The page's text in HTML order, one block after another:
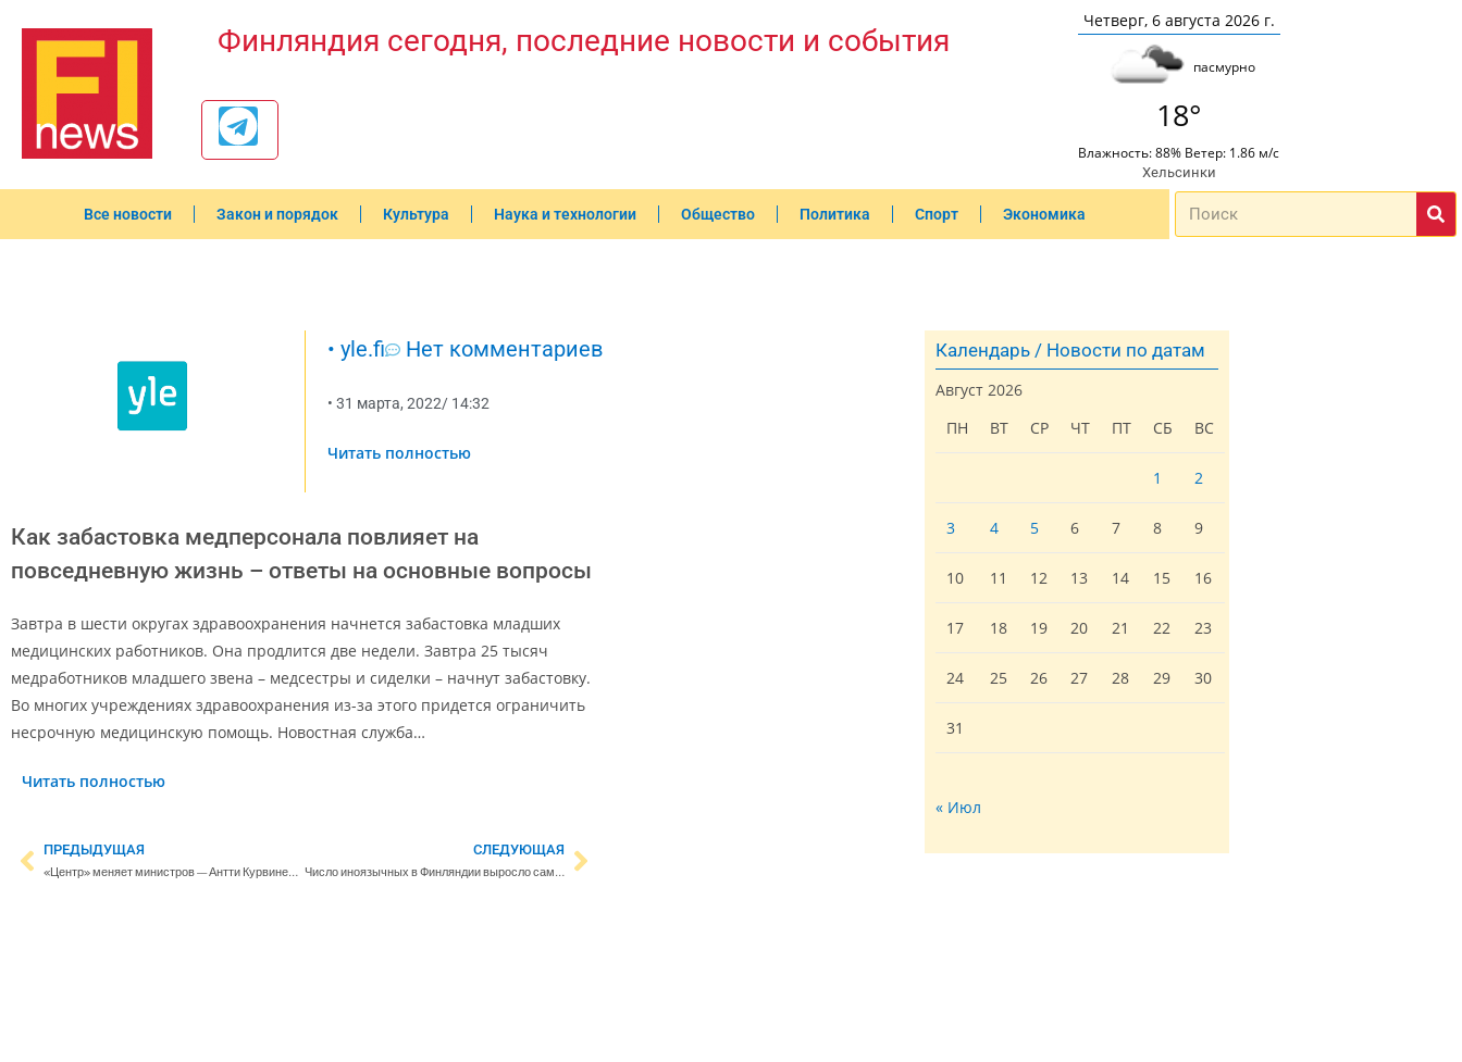
Финляндия сегодня, последние новости и события
Четверг, 6 августа 2026 г.
пасмурно
18°
Влажность: 88% Ветер: 1.86 м/с
Хельсинки
Все новости Закон и порядок Культура Наука и технологии Общество Политика Спорт Экономика
• yle.fi Нет комментариев
• 31 марта, 2022/ 14:32
Читать полностью
Как забастовка медперсонала повлияет на
повседневную жизнь – ответы на основные вопросы
Завтра в шести округах здравоохранения начнется забастовка младших
медицинских работников. Она продлится две недели. Завтра 25 тысяч
медработников младшего звена – медсестры и сиделки – начнут забастовку.
Во многих учреждениях здравоохранения из-за этого придется ограничить
несрочную медицинскую помощь. Новостная служба…
Читать полностью
ПРЕДЫДУЩАЯ
«Центр» меняет министров — Антти Курвинен займет пост министра сельского хозяйства, а Петри Хонконен станет новым министром науки и культуры
СЛЕДУЮЩАЯ
Число иноязычных в Финляндии выросло самыми быстрыми темпами за последние несколько десятилетий
Календарь / Новости по датам
Август 2026
ПН
ВТ СР ЧТ ПТ СБ ВС
1 2
3 4 5 6 7 8 9
10 11 12 13 14 15 16
17 18 19 20 21 22 23
24 25 26 27 28 29 30
31
« Июл